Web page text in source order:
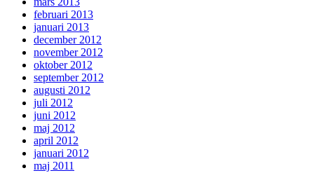
februari 2013
januari 2013
december 2012
november 2012
oktober 2012
september 2012
augusti 2012
juli 2012
juni 2012
maj 2012
april 2012
januari 2012
maj 2011